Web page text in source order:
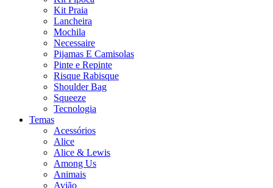
Kit Praia
Lancheira
Mochila
Necessaire
Pijamas E Camisolas
Pinte e Repinte
Risque Rabisque
Shoulder Bag
Squeeze
Tecnologia
Temas
Acessórios
Alice
Alice & Lewis
Among Us
Animais
Avião